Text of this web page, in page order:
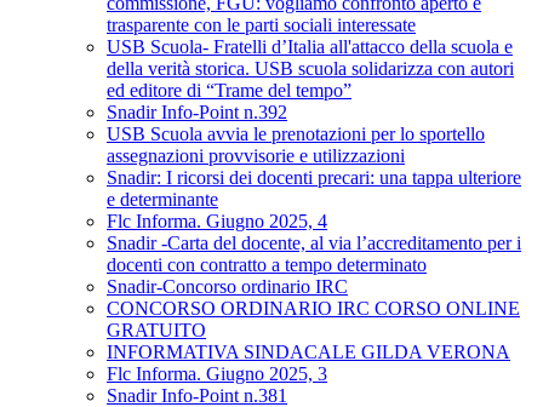
trasparente con le parti sociali interessate
USB Scuola- Fratelli d’Italia all'attacco della scuola e
della verità storica. USB scuola solidarizza con autori
ed editore di “Trame del tempo”
Snadir Info-Point n.392
USB Scuola avvia le prenotazioni per lo sportello
assegnazioni provvisorie e utilizzazioni
Snadir: I ricorsi dei docenti precari: una tappa ulteriore
e determinante
Flc Informa. Giugno 2025, 4
Snadir -Carta del docente, al via l’accreditamento per i
docenti con contratto a tempo determinato
Snadir-Concorso ordinario IRC
CONCORSO ORDINARIO IRC CORSO ONLINE
GRATUITO
INFORMATIVA SINDACALE GILDA VERONA
Flc Informa. Giugno 2025, 3
Snadir Info-Point n.381